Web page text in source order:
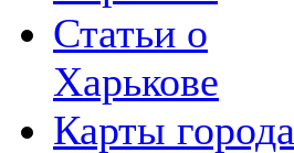
Статьи о
Харькове
Карты города